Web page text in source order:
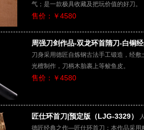
气；是一款极具收藏及把玩价值的好刀。
售价：￥4580
周强刀剑作品-双龙环首隋刀-白铜
刀身采用德匠自炼钢古法手工锻造，经
光檀制作，刀柄木胎裹上等鲛鱼皮。
售价：￥4580
匠仕环首刀|预定版（LJG-3329）
德匠经典之作—匠仕环首刀：本作品采用